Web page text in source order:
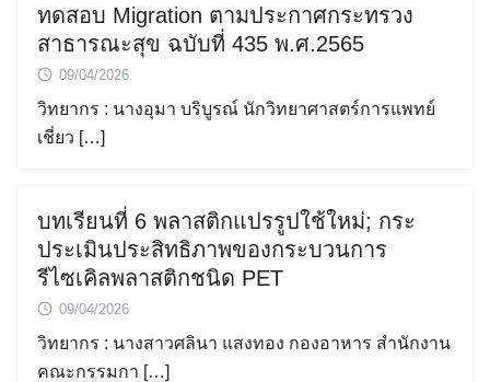
ทดสอบ Migration ตามประกาศกระทรวง
สาธารณะสุข ฉบับที่ 435 พ.ศ.2565
09/04/2026
วิทยากร : นางอุมา บริบูรณ์ นักวิทยาศาสตร์การแพทย์
เชี่ยว […]
บทเรียนที่ 6 พลาสติกแปรรูปใช้ใหม่; กระ
ประเมินประสิทธิภาพของกระบวนการ
รีไซเคิลพลาสติกชนิด PET
09/04/2026
วิทยากร : นางสาวศลินา แสงทอง กองอาหาร สำนักงาน
คณะกรรมกา […]